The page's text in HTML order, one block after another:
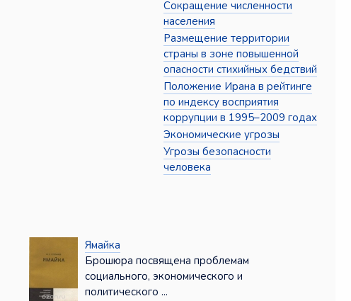
Сокращение численности
населения
Размещение территории
страны в зоне повышенной
опасности стихийных бедствий
Положение Ирана в рейтинге
по индексу восприятия
коррупции в 1995–2009 годах
Экономические угрозы
Угрозы безопасности
человека
Ямайка
Брошюра посвящена проблемам
социального, экономического и
политического ...